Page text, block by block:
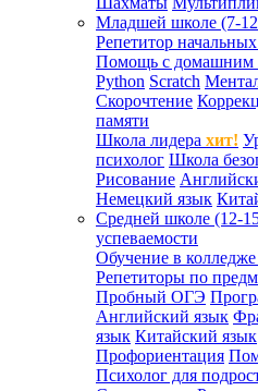
Младшей школе (7-
Репетитор
Помощь с домашним
Python Scratch
Скорочтение
памяти
Школа лидера хит!
психолог Школа
Рисование
Немецкий язык
Средней школе (12-
успеваемости
Обучение в колледже
Репетиторы по
Пробный ОГЭ
Английский язык
язык Китайский язык
Профориентация
Психолог для